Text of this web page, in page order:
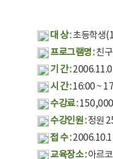
대 상: 초등학생
프로그램명 : 친
기 간 :
시 간 :16:00 ~
수강료 :150,000
수강인원 :정원
접 수 :
교육장소 :아르코